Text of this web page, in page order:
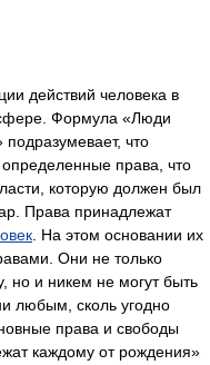
действий человека в
Формула «Люди
что
права, что
которую должен был
Права принадлежат
. На этом основании их
Они не только
но и никем не могут быть
любым, сколь угодно
права и свободы
каждому от рождения»